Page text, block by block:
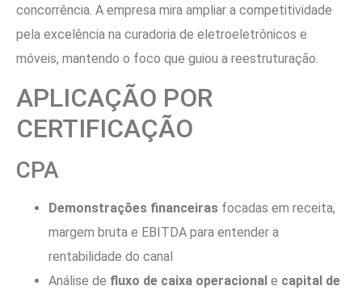
concorrência. A empresa mira ampliar a competitividade
pela excelência na curadoria de eletroeletrônicos e
móveis, mantendo o foco que guiou a reestruturação.
APLICAÇÃO POR
CERTIFICAÇÃO
CPA
Demonstrações financeiras focadas em receita,
margem bruta e EBITDA para entender a
rentabilidade do canal
Análise de fluxo de caixa operacional e capital de